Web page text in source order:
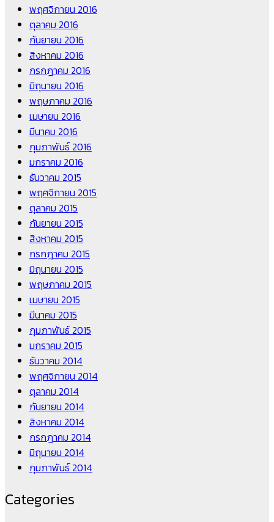
พฤศจิกายน 2016
ตุลาคม 2016
กันยายน 2016
สิงหาคม 2016
กรกฎาคม 2016
มิถุนายน 2016
พฤษภาคม 2016
เมษายน 2016
มีนาคม 2016
กุมภาพันธ์ 2016
มกราคม 2016
ธันวาคม 2015
พฤศจิกายน 2015
ตุลาคม 2015
กันยายน 2015
สิงหาคม 2015
กรกฎาคม 2015
มิถุนายน 2015
พฤษภาคม 2015
เมษายน 2015
มีนาคม 2015
กุมภาพันธ์ 2015
มกราคม 2015
ธันวาคม 2014
พฤศจิกายน 2014
ตุลาคม 2014
กันยายน 2014
สิงหาคม 2014
กรกฎาคม 2014
มิถุนายน 2014
กุมภาพันธ์ 2014
Categories